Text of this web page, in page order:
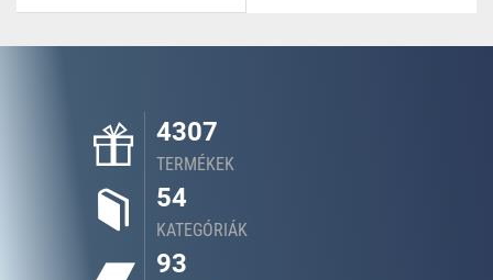
4307
TERMÉKEK
54
KATEGÓRIÁK
93